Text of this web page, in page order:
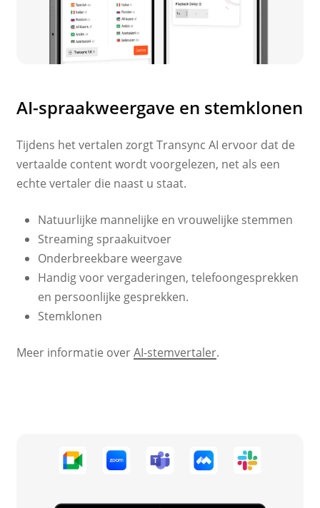
AI-spraakweergave en stemklonen
Tijdens het vertalen zorgt Transync AI ervoor dat de
vertaalde content wordt voorgelezen, net als een
echte vertaler die naast u staat.
Natuurlijke mannelijke en vrouwelijke stemmen
Streaming spraakuitvoer
Onderbreekbare weergave
Handig voor vergaderingen, telefoongesprekken
en persoonlijke gesprekken.
Stemklonen
Meer informatie overAI-stemvertaler.